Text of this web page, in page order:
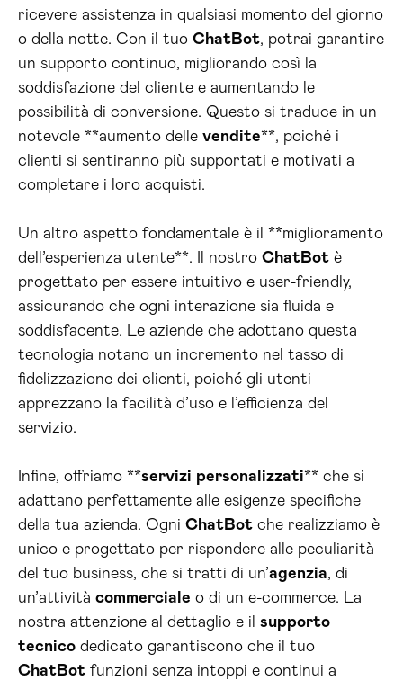
ricevere assistenza in qualsiasi momento del giorno
o della notte. Con il tuo ChatBot, potrai garantire
un supporto continuo, migliorando così la
soddisfazione del cliente e aumentando le
possibilità di conversione. Questo si traduce in un
notevole **aumento delle vendite**, poiché i
clienti si sentiranno più supportati e motivati a
completare i loro acquisti.
Un altro aspetto fondamentale è il **miglioramento
dell’esperienza utente**. Il nostro ChatBot è
progettato per essere intuitivo e user-friendly,
assicurando che ogni interazione sia fluida e
soddisfacente. Le aziende che adottano questa
tecnologia notano un incremento nel tasso di
fidelizzazione dei clienti, poiché gli utenti
apprezzano la facilità d’uso e l’efficienza del
servizio.
Infine, offriamo **servizi personalizzati** che si
adattano perfettamente alle esigenze specifiche
della tua azienda. Ogni ChatBot che realizziamo è
unico e progettato per rispondere alle peculiarità
del tuo business, che si tratti di un’agenzia, di
un’attività commerciale o di un e-commerce. La
nostra attenzione al dettaglio e il supporto
tecnico dedicato garantiscono che il tuo
ChatBot funzioni senza intoppi e continui a